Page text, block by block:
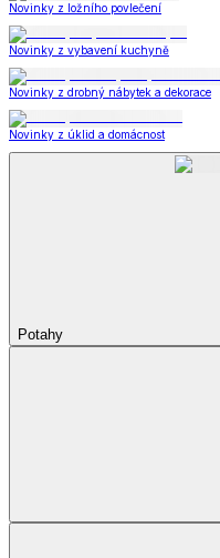
Novinky z ložního povlečení
Novinky z vybavení kuchyně
Novinky z drobný nábytek a dekorace
Novinky z úklid a domácnost
Potahy